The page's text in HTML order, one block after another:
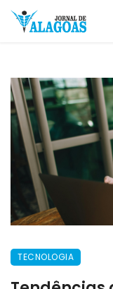
TECNOLOGIA